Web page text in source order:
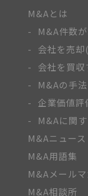
M&Aとは
M&A件数
会社を売
会社を買収
M&Aの手法
企業価値評
M&Aに関
M&Aニュース
M&A用語集
M&Aメール
M&A相談所